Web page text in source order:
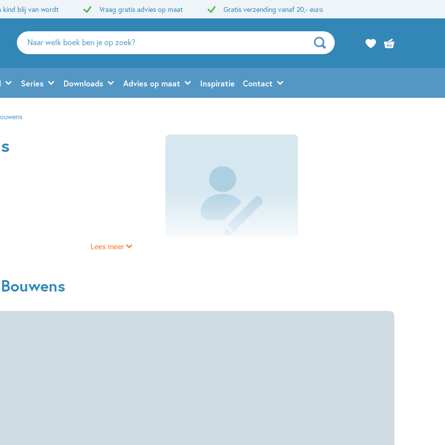
kind blij van wordt Vraag gratis advies op maat Gratis verzending vanaf 20,- euro
Zoeken
naar
en
uitgevers
Series Downloads Advies op maat Inspiratie Contact
Lees meer